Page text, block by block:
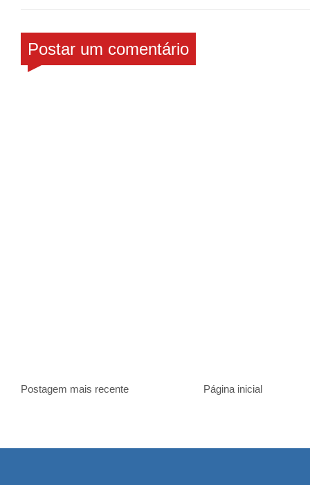
Postar um comentário
Postagem mais recente Página inicial